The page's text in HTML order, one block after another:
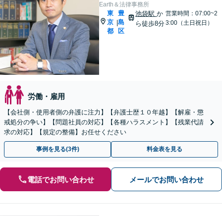
Earth＆法律事務所
東
京
都
|
豊
島
区
池袋駅か
ら徒歩8分
営業時間：07:00~2
3:00（土日祝日）
労働・雇用
【会社側・使用者側の弁護に注力】【弁護士歴１０年越】【解雇・懲
戒処分の争い】【問題社員の対応】【各種ハラスメント】【残業代請
求の対応】【規定の整備】お任せください
事例を見る(3件) 料金表を見る
電話でお問い合わせ メールでお問い合わせ